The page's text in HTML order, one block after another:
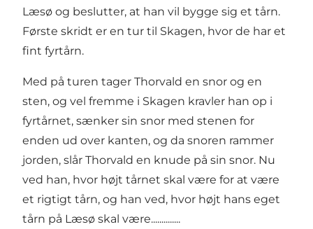
Læsø og beslutter, at han vil bygge sig et tårn.
Første skridt er en tur til Skagen, hvor de har et
fint fyrtårn.
Med på turen tager Thorvald en snor og en
sten, og vel fremme i Skagen kravler han op i
fyrtårnet, sænker sin snor med stenen for
enden ud over kanten, og da snoren rammer
jorden, slår Thorvald en knude på sin snor. Nu
ved han, hvor højt tårnet skal være for at være
et rigtigt tårn, og han ved, hvor højt hans eget
tårn på Læsø skal være..............